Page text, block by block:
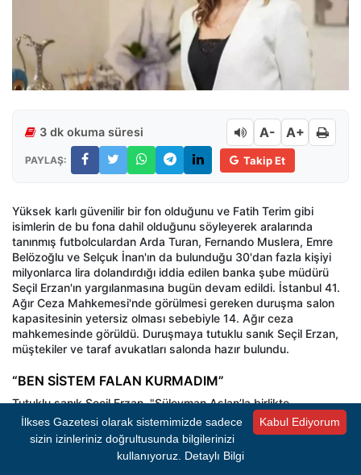
3 dk okuma süresi A- A+
PAYLAŞ: Takip Et
Yüksek karlı güvenilir bir fon olduğunu ve Fatih Terim gibi
isimlerin de bu fona dahil olduğunu söyleyerek aralarında
tanınmış futbolculardan Arda Turan, Fernando Muslera, Emre
Belözoğlu ve Selçuk İnan'ın da bulunduğu 30'dan fazla kişiyi
milyonlarca lira dolandırdığı iddia edilen banka şube müdürü
Seçil Erzan'ın yargılanmasına bugün devam edildi. İstanbul 41.
Ağır Ceza Mahkemesi'nde görülmesi gereken duruşma salon
kapasitesinin yetersiz olması sebebiyle 14. Ağır ceza
mahkemesinde görüldü. Duruşmaya tutuklu sanık Seçil Erzan,
müştekiler ve taraf avukatları salonda hazır bulundu.
“BEN SİSTEM FALAN KURMADIM”
Tutuklu sanık Seçil Erzan, "Süleyman Aslan’la birlikte
çalışıyorduk. Bana, ‘Ben bu gayrimenkulü bankanızın
reklamında gördüm, almak istiyorum' dedi. Ben de bankayla
görüştüm. Sonra ben, Süleyman ve Serkan Bey bir görüşme
yaptık. Vatan Caddesi’nde bir hastanenin gayrimenkulüymüş.
Kabul Ediyorum
İlkses Gazetesi olarak sistemimizde sadece
sizin izinleriniz doğrultusunda bilgilerinizi
kullanıyoruz. Detaylı Bilgi